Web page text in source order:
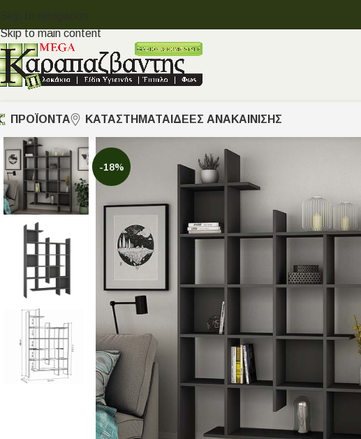
Skip to navigation
Skip to main content
ΠΡΟΪΟΝΤΑ ΚΑΤΑΣΤΗΜΑΤΑ ΙΔΈΕΣ ΑΝΑΚΑΊΝΙΣΗΣ
-18%